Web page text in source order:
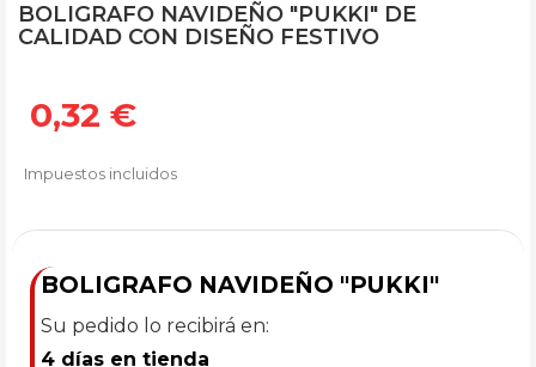
BOLIGRAFO NAVIDEÑO "PUKKI" DE
CALIDAD CON DISEÑO FESTIVO
0,32 €
Impuestos incluidos
BOLIGRAFO NAVIDEÑO "PUKKI"
Su pedido lo recibirá en:
4 días en tienda